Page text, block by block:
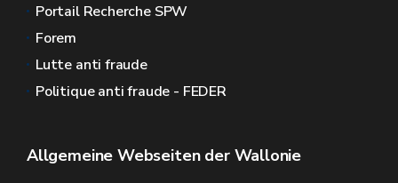
Portail Recherche SPW
Forem
Lutte anti fraude
Politique anti fraude - FEDER
Allgemeine Webseiten der Wallonie